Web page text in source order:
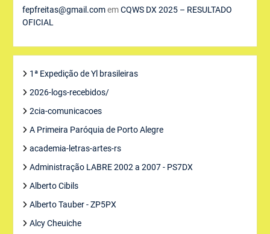
fepfreitas@gmail.comemCQWS DX 2025 – RESULTADO
OFICIAL
1ª Expedição de Yl brasileiras
2026-logs-recebidos/
2cia-comunicacoes
A Primeira Paróquia de Porto Alegre
academia-letras-artes-rs
Administração LABRE 2002 a 2007 - PS7DX
Alberto Cibils
Alberto Tauber - ZP5PX
Alcy Cheuiche